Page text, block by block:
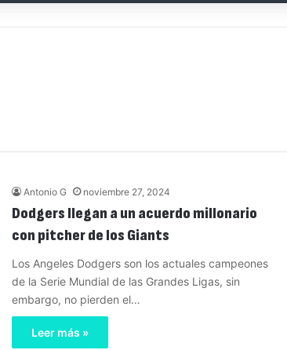
Antonio G noviembre 27, 2024
Dodgers llegan a un acuerdo millonario
con pitcher de los Giants
Los Angeles Dodgers son los actuales campeones
de la Serie Mundial de las Grandes Ligas, sin
embargo, no pierden el…
Leer más »